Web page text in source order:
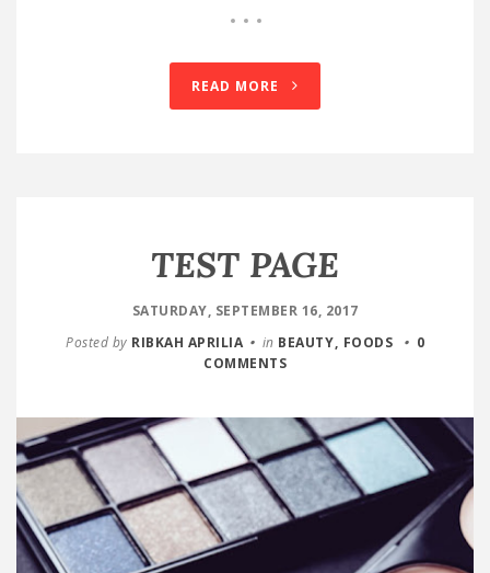
READ MORE
TEST PAGE
SATURDAY, SEPTEMBER 16, 2017
Posted by RIBKAH APRILIA in BEAUTY FOODS
0
COMMENTS